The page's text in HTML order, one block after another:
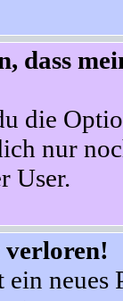
dass
die
nur
User.
verloren!
neues